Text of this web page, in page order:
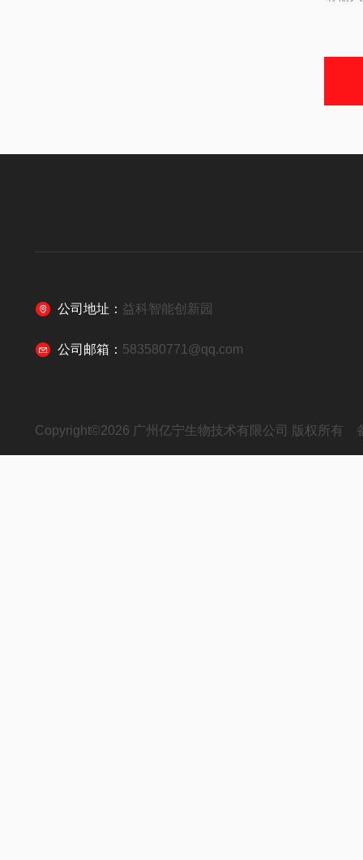
公司地址： 益科智能创新园
公司邮箱： 583580771@qq.com
Copyright©2026 广州亿宁生物技术有限公司 版权所有